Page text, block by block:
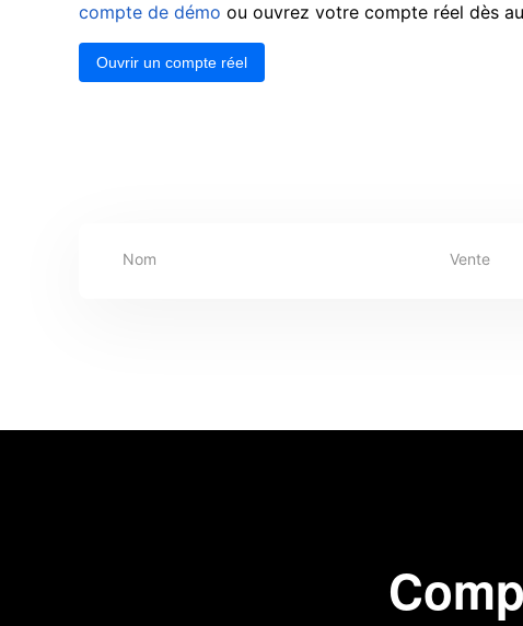
compte de démo ou ouvrez votre compte réel dès
Ouvrir un compte réel
Nom Vente